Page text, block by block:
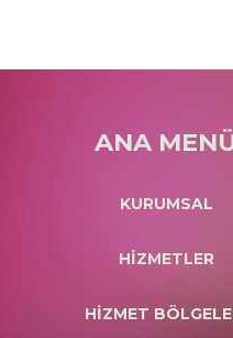
ANA
KURUMSAL
HİZMETLER
HİZMET